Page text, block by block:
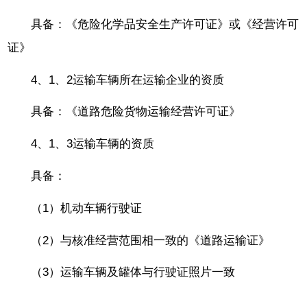
具备：《危险化学品安全生产许可证》或《经营许可
证》
4、1、2运输车辆所在运输企业的资质
具备：《道路危险货物运输经营许可证》
4、1、3运输车辆的资质
具备：
（1）机动车辆行驶证
（2）与核准经营范围相一致的《道路运输证》
（3）运输车辆及罐体与行驶证照片一致